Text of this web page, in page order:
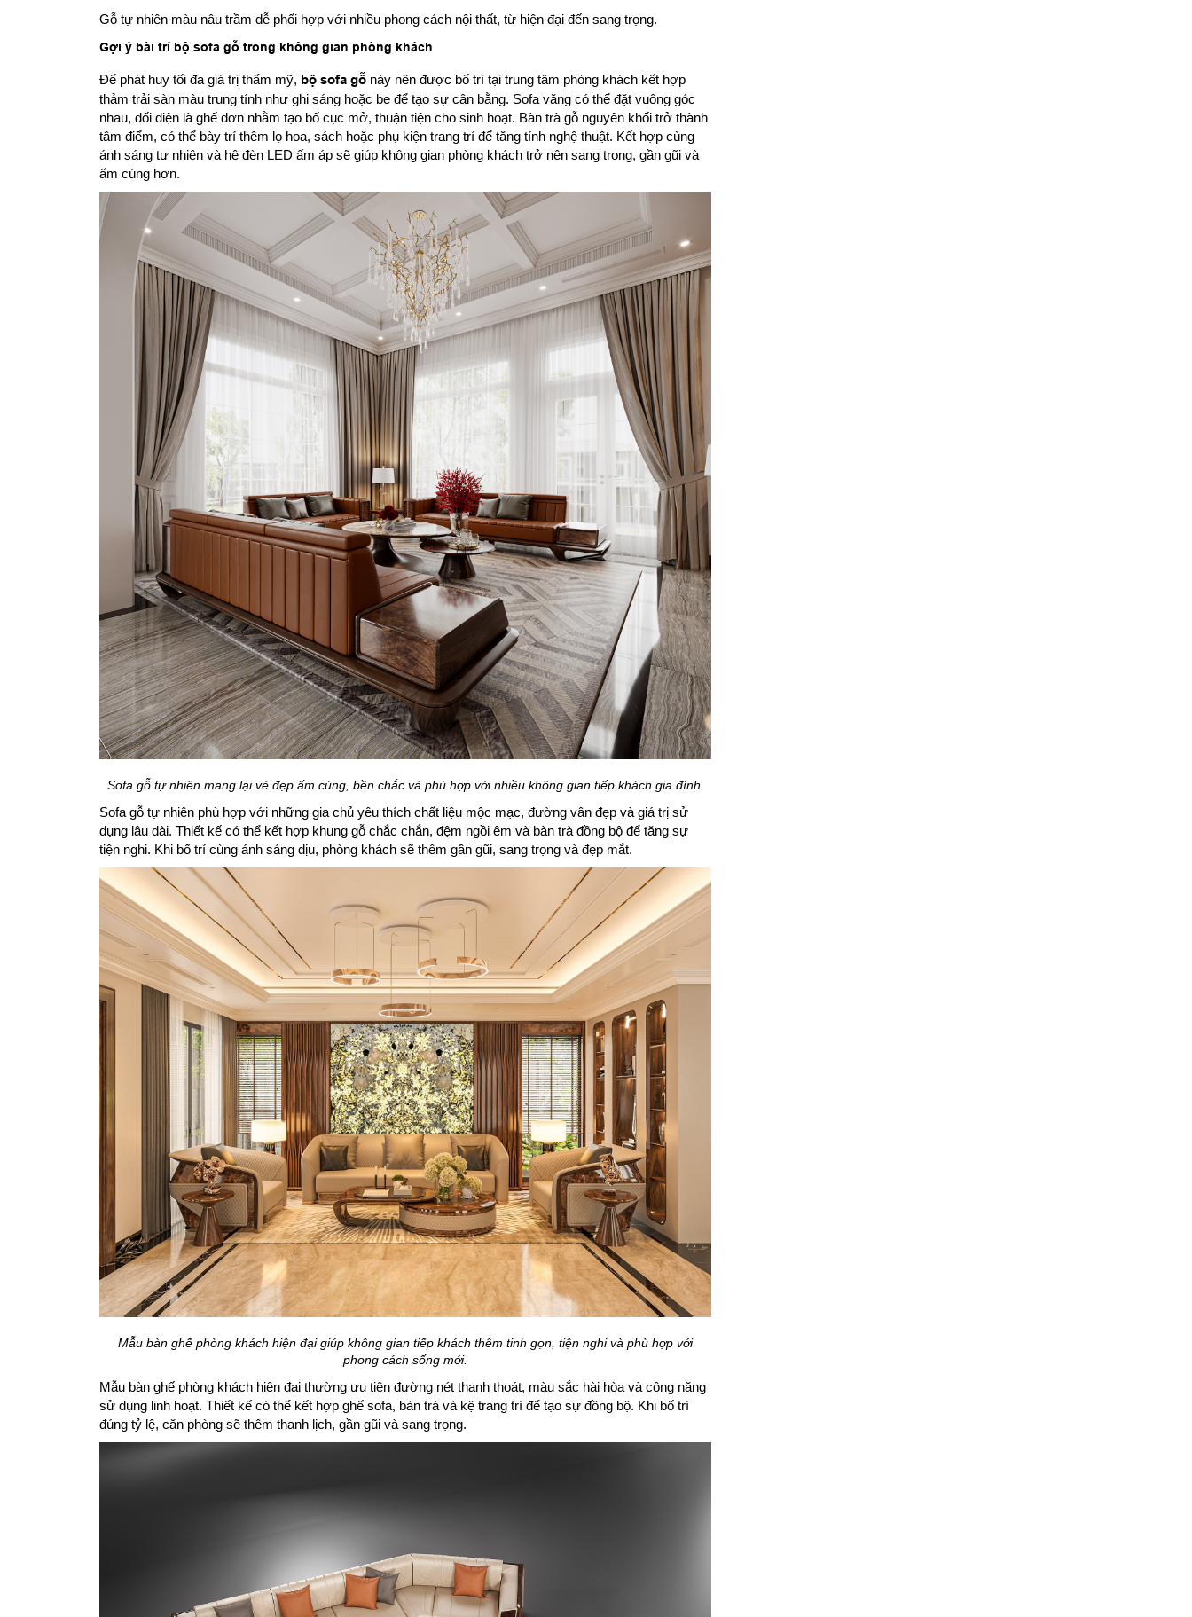
Gỗ tự nhiên màu nâu trầm dễ phối hợp với nhiều phong cách nội thất, từ hiện đại đến sang trọng.
Gợi ý bài trí bộ sofa gỗ trong không gian phòng khách
Để phát huy tối đa giá trị thẩm mỹ, bộ sofa gỗ này nên được bố trí tại trung tâm phòng khách kết hợp
thảm trải sàn màu trung tính như ghi sáng hoặc be để tạo sự cân bằng. Sofa văng có thể đặt vuông góc
nhau, đối diện là ghế đơn nhằm tạo bố cục mở, thuận tiện cho sinh hoạt. Bàn trà gỗ nguyên khối trở thành
tâm điểm, có thể bày trí thêm lọ hoa, sách hoặc phụ kiện trang trí để tăng tính nghệ thuật. Kết hợp cùng
ánh sáng tự nhiên và hệ đèn LED ấm áp sẽ giúp không gian phòng khách trở nên sang trọng, gần gũi và
ấm cúng hơn.
Sofa gỗ tự nhiên mang lại vẻ đẹp ấm cúng, bền chắc và phù hợp với nhiều không gian tiếp khách gia đình.
Sofa gỗ tự nhiên phù hợp với những gia chủ yêu thích chất liệu mộc mạc, đường vân đẹp và giá trị sử
dụng lâu dài. Thiết kế có thể kết hợp khung gỗ chắc chắn, đệm ngồi êm và bàn trà đồng bộ để tăng sự
tiện nghi. Khi bố trí cùng ánh sáng dịu, phòng khách sẽ thêm gần gũi, sang trọng và đẹp mắt.
Mẫu bàn ghế phòng khách hiện đại giúp không gian tiếp khách thêm tinh gọn, tiện nghi và phù hợp với
phong cách sống mới.
Mẫu bàn ghế phòng khách hiện đại thường ưu tiên đường nét thanh thoát, màu sắc hài hòa và công năng
sử dụng linh hoạt. Thiết kế có thể kết hợp ghế sofa, bàn trà và kệ trang trí để tạo sự đồng bộ. Khi bố trí
đúng tỷ lệ, căn phòng sẽ thêm thanh lịch, gần gũi và sang trọng.